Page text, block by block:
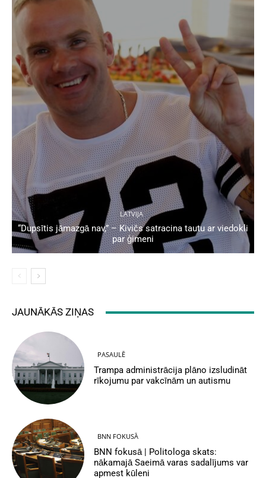
LATVIJA
“Dupsītis jāmazgā nav,” – Kivičs satracina tautu ar viedokli
par ģimeni
JAUNĀKĀS ZIŅAS
PASAULĒ
Trampa administrācija plāno izsludināt
rīkojumu par vakcīnām un autismu
BNN FOKUSĀ
BNN fokusā | Politologa skats:
nākamajā Saeimā varas sadalījums var
apmest kūleni